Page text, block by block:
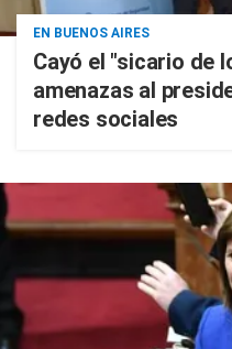
EN BUENOS AIRES
Cayó el "sicario de
amenazas al
redes sociales